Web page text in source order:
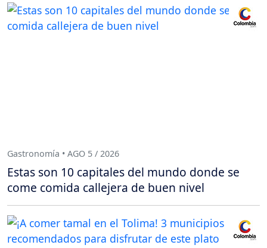
Gastronomía • AGO 5 / 2026
Estas son 10 capitales del mundo donde se
come comida callejera de buen nivel